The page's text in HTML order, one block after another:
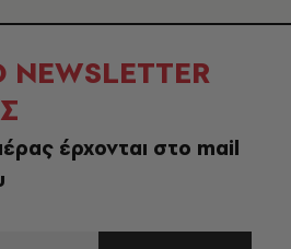
έρχονται στο mail